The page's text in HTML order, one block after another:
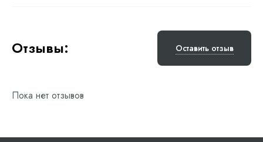
Отзывы: Оставить отзыв
Пока нет отзывов